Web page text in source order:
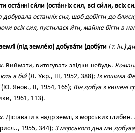
оста́нні си́ли (оста́нніх сил, всі си́ли, всіх
добувала останніх сил, щоб добігти до
всіх сил, пустилася йти, майже бігти в
(під земле́ю) добува́ти (добу́ти і т. ін.)
Виймати, витягувати звідки-небудь.
в бій (Л. Укр., III, 1952, 388); Із кошика
(Ю. Янов., II, 1954, 165); Він добув з кишені
1961, 113).
Діставати з надр землі, з морських глибин.
1955, 344); 3 морського дна ми